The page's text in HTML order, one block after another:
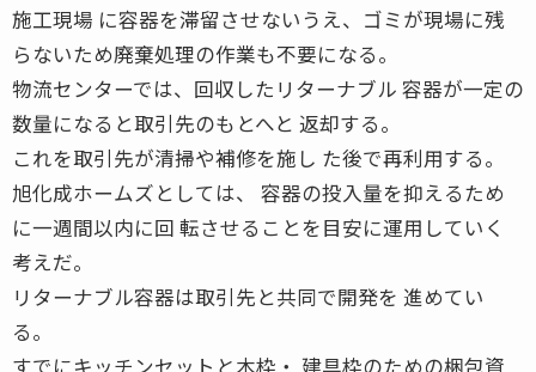
施工現場 に容器を滞留させないうえ、ゴミが現場に残
らないため廃棄処理の作業も不要になる。
物流センターでは、回収したリターナブル 容器が一定の
数量になると取引先のもとへと 返却する。
これを取引先が清掃や補修を施し た後で再利用する。
旭化成ホームズとしては、 容器の投入量を抑えるため
に一週間以内に回 転させることを目安に運用していく
考えだ。
リターナブル容器は取引先と共同で開発を 進めてい
る。
すでにキッチンセットと木枠・ 建具枠のための梱包資